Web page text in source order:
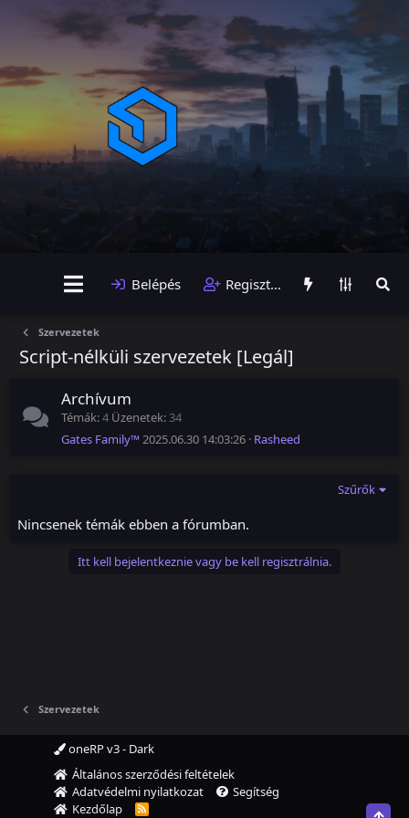
Belépés Regisztráció
Szervezetek
Script-nélküli szervezetek [Legál]
Archívum
Témák 4 Üzenetek 34
Gates Family™2025.06.30 14:03:26 Rasheed
Szűrők
Nincsenek témák ebben a fórumban.
Itt kell bejelentkeznie vagy be kell regisztrálnia.
Szervezetek
oneRP v3 - Dark
Általános szerződési feltételek
Adatvédelmi nyilatkozat
Segítség
Kezdőlap
R